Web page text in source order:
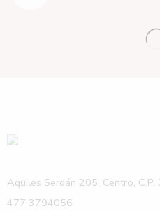
Aquiles Serdán 205, Centro,
477 3794056